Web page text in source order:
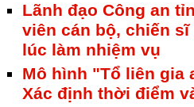
Lãnh đạo Công an
viên cán bộ, chiến
lúc làm nhiệm vụ
Mô hình "Tổ liên gia
Xác định thời điểm